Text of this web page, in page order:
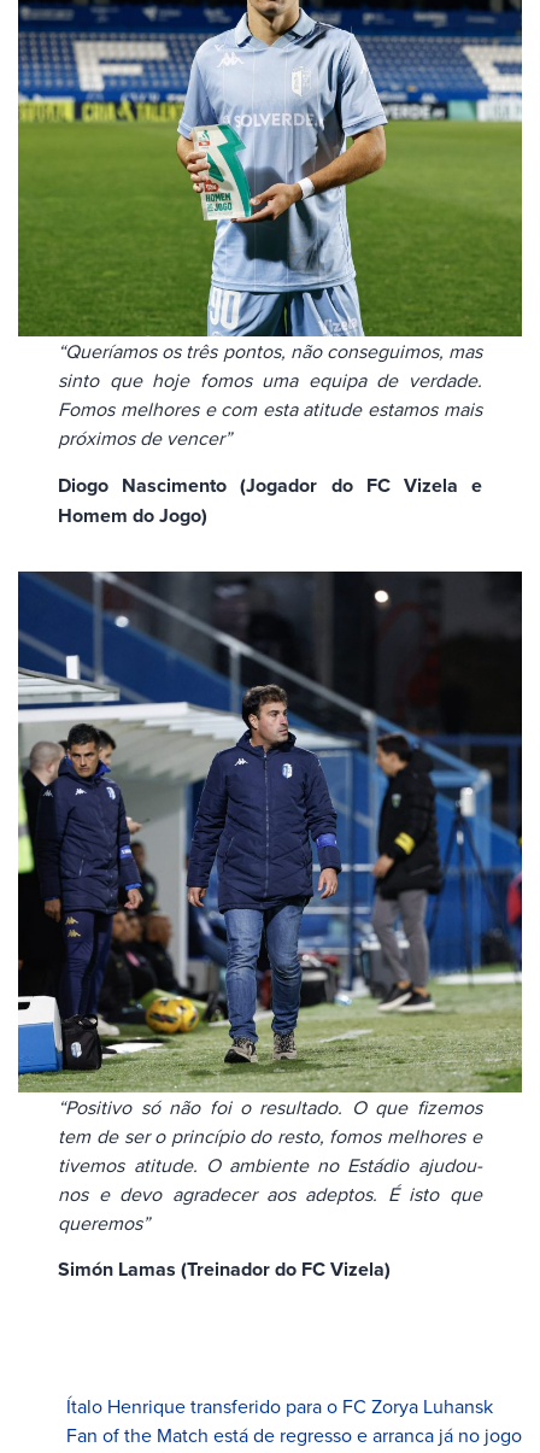
“Queríamos os três pontos, não conseguimos, mas
sinto que hoje fomos uma equipa de verdade.
Fomos melhores e com esta atitude estamos mais
próximos de vencer”
Diogo Nascimento (Jogador do FC Vizela e
Homem do Jogo)
“Positivo só não foi o resultado. O que fizemos
tem de ser o princípio do resto, fomos melhores e
tivemos atitude. O ambiente no Estádio ajudou-
nos e devo agradecer aos adeptos. É isto que
queremos”
Simón Lamas (Treinador do FC Vizela)
Ítalo Henrique transferido para o FC Zorya Luhansk
Fan of the Match está de regresso e arranca já no jogo